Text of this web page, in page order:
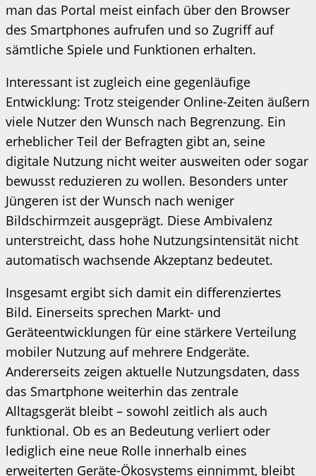
man das Portal meist einfach über den Browser
des Smartphones aufrufen und so Zugriff auf
sämtliche Spiele und Funktionen erhalten.
Interessant ist zugleich eine gegenläufige
Entwicklung: Trotz steigender Online-Zeiten äußern
viele Nutzer den Wunsch nach Begrenzung. Ein
erheblicher Teil der Befragten gibt an, seine
digitale Nutzung nicht weiter ausweiten oder sogar
bewusst reduzieren zu wollen. Besonders unter
Jüngeren ist der Wunsch nach weniger
Bildschirmzeit ausgeprägt. Diese Ambivalenz
unterstreicht, dass hohe Nutzungsintensität nicht
automatisch wachsende Akzeptanz bedeutet.
Insgesamt ergibt sich damit ein differenziertes
Bild. Einerseits sprechen Markt- und
Geräteentwicklungen für eine stärkere Verteilung
mobiler Nutzung auf mehrere Endgeräte.
Andererseits zeigen aktuelle Nutzungsdaten, dass
das Smartphone weiterhin das zentrale
Alltagsgerät bleibt – sowohl zeitlich als auch
funktional. Ob es an Bedeutung verliert oder
lediglich eine neue Rolle innerhalb eines
erweiterten Geräte-Ökosystems einnimmt, bleibt